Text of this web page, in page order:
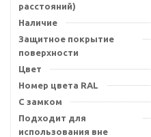
расстояний)
Наличие
Защитное покрытие
поверхности
Цвет
Номер цвета RAL
С замком
Подходит для
использования вне